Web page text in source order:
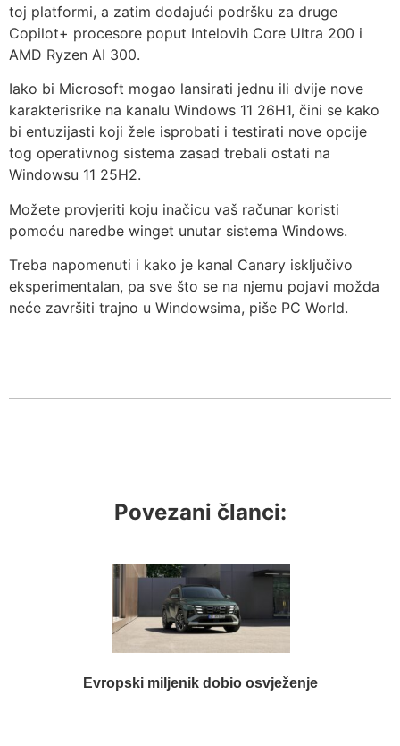
toj platformi, a zatim dodajući podršku za druge
Copilot+ procesore poput Intelovih Core Ultra 200 i
AMD Ryzen AI 300.
Iako bi Microsoft mogao lansirati jednu ili dvije nove
karakterisrike na kanalu Windows 11 26H1, čini se kako
bi entuzijasti koji žele isprobati i testirati nove opcije
tog operativnog sistema zasad trebali ostati na
Windowsu 11 25H2.
Možete provjeriti koju inačicu vaš računar koristi
pomoću naredbe winget unutar sistema Windows.
Treba napomenuti i kako je kanal Canary isključivo
eksperimentalan, pa sve što se na njemu pojavi možda
neće završiti trajno u Windowsima, piše PC World.
Povezani članci:
Evropski miljenik dobio osvježenje